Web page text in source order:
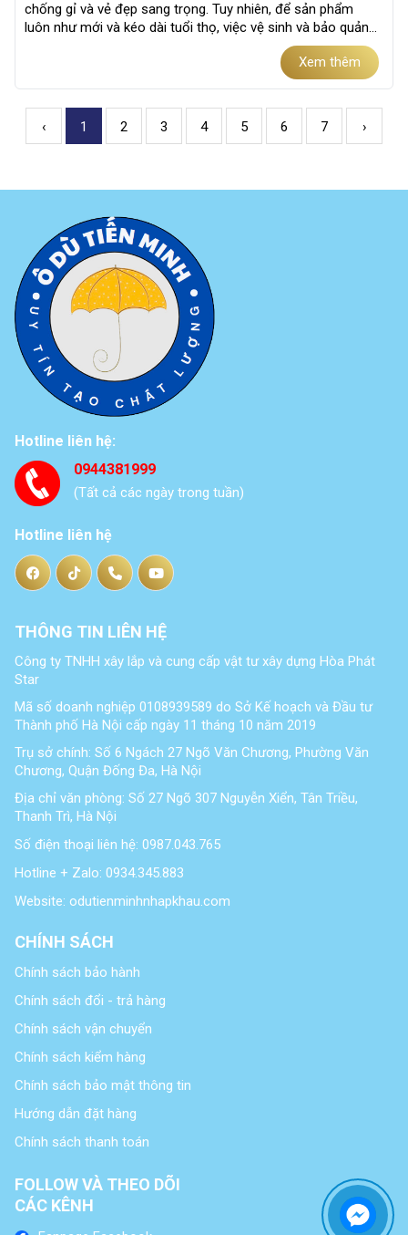
chống gỉ và vẻ đẹp sang trọng. Tuy nhiên, để sản phẩm
luôn như mới và kéo dài tuổi thọ, việc vệ sinh và bảo quản
Xem thêm
‹ 1 2 3 4 5 6 7 ›
Hotline liên hệ:
0944381999
(Tất cả các ngày trong tuần)
Hotline liên hệ
THÔNG TIN LIÊN HỆ
Công ty TNHH xây lắp và cung cấp vật tư xây dựng Hòa Phát
Star
Mã số doanh nghiệp 0108939589 do Sở Kế hoạch và Đầu tư
Thành phố Hà Nội cấp ngày 11 tháng 10 năm 2019
Trụ sở chính: Số 6 Ngách 27 Ngõ Văn Chương, Phường Văn
Chương, Quận Đống Đa, Hà Nội
Địa chỉ văn phòng: Số 27 Ngõ 307 Nguyễn Xiển, Tân Triều,
Thanh Trì, Hà Nội
Số điện thoại liên hệ: 0987.043.765
Hotline + Zalo: 0934.345.883
Website: odutienminhnhapkhau.com
CHÍNH SÁCH
Chính sách bảo hành
Chính sách đổi - trả hàng
Chính sách vận chuyển
Chính sách kiểm hàng
Chính sách bảo mật thông tin
Hướng dẫn đặt hàng
Chính sách thanh toán
FOLLOW VÀ THEO DÕI
CÁC KÊNH